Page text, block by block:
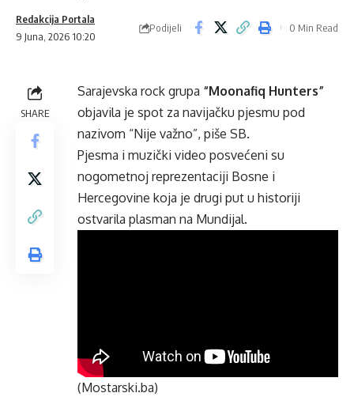
9 Juna, 2026 10:20
Redakcija Portala
Podijeli 0 Min Read
SHARE
Sarajevska rock grupa “Moonafiq Hunters”
objavila je spot za navijačku pjesmu pod
nazivom “Nije važno”, piše SB.
Pjesma i muzički video posvećeni su
nogometnoj reprezentaciji Bosne i
Hercegovine koja je drugi put u historiji
ostvarila plasman na Mundijal.
(Mostarski.ba)